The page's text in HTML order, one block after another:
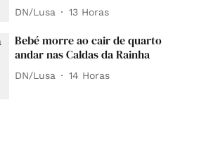
DN/Lusa 13 Horas
Bebé morre ao cair de quarto
andar nas Caldas da Rainha
DN/Lusa 14 Horas